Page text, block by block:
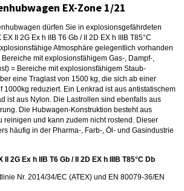
EX-Zone 1/21
dürfen Sie in explosionsgefährdeten
II 2G Ex h IIB T6 Gb / II 2D EX h IIIB T85°C
Atmosphäre gelegentlich vorhanden
mit explosionsfähigem Gas-, Dampf-,
= Bereiche mit explosionsfähigem Staub-
eine Traglast von 1500 kg, die sich ab einer
1000kg reduziert. Ein Lenkrad ist aus antistatischem
ist aus Nylon. Die Lastrollen sind ebenfalls aus
Die Hubwagen-Konstruktion besteht aus
reinigen und kann zudem nicht rostend. Dieser
häufig in der Pharma-, Farb-, Öl- und Gasindustrie
2G Ex h IIB T6 Gb / II 2D EX h IIIB T85°C Db
Nr. 2014/34/EC (ATEX) und EN 80079-36/EN